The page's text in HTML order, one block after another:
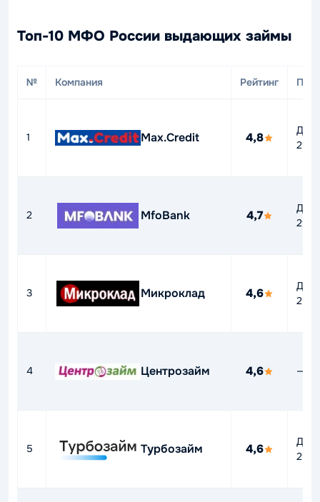
Топ-10 МФО России выдающих займы
№ Компания Рейтинг ПСК
1 Max.Credit 4,8
До
2 MfoBank 4,7
До
3 Микроклад 4,6
До
4 Центрозайм 4,6 —
5 Турбозайм 4,6
До